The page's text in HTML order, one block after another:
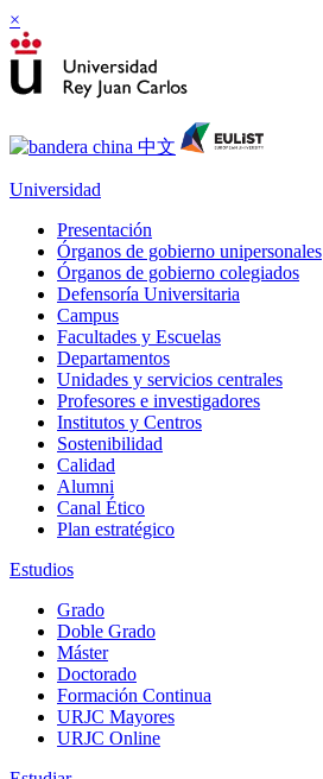
×
Universidad
Presentación
Órganos de gobierno unipersonales
Órganos de gobierno colegiados
Defensoría Universitaria
Campus
Facultades y Escuelas
Departamentos
Unidades y servicios centrales
Profesores e investigadores
Institutos y Centros
Sostenibilidad
Calidad
Alumni
Canal Ético
Plan estratégico
Estudios
Grado
Doble Grado
Máster
Doctorado
Formación Continua
URJC Mayores
URJC Online